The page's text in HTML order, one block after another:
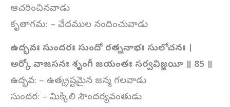
ఆచరించినవాడు
కృతాగమ: – వేదముల నందించువాడు
ఉద్భవః సుందరః సుందో రత్ననాభః సులోచనః ।
అర్కో వాజసనః శృంగీ జయంతః సర్వవిజ్జయీ ॥ 85 ॥
ఉద్భవ: – ఉత్క్రష్టమైన జన్మ గలవాడు
సుందర: – మిక్కిలి సౌందర్యవంతుడు